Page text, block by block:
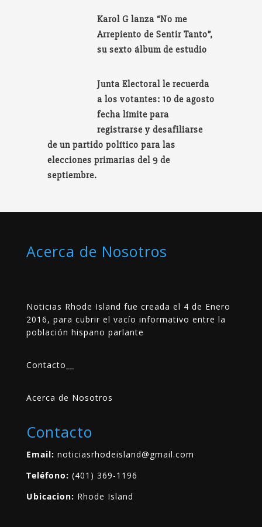
Karol G lanza “No me
Arrepiento de Sentir Tanto”,
su sexto álbum de estudio
Junta Electoral le recuerda
a los votantes: 10 de agosto
fecha límite para
registrarse y desafiliarse
de un partido político para las
elecciones primarias del 9 de
septiembre.
Acerca de Nosotros
Noticias Rhode Island fue creada el 4 de Enero
2016, para cubrir el vacío informativo entre la
población hispano parlante
Contacto
Acerca de Nosotros
Contacto
Email: noticiasrhodeisland@gmail.com
Teléfono: (401) 369-1196
Ubicacion: Rhode Island